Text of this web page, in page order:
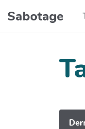
Aller au contenu
Sabotage